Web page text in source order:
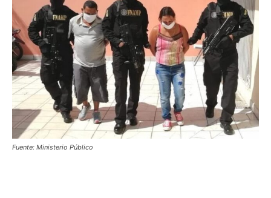
Fuente: Ministerio Público